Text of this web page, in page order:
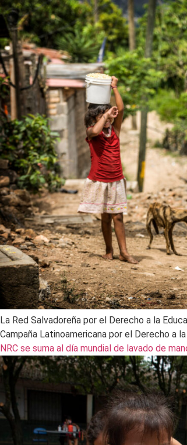
La Red Salvadoreña por el Derecho a la
Campaña Latinoamericana por el Derecho a
NRC se suma al día mundial de lavado de